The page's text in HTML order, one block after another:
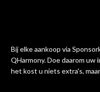
Bij elke aankoop via
QHarmony. Doe daarom
het kost u niets extra's,